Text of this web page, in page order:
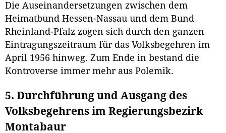
Die Auseinandersetzungen zwischen dem
Heimatbund Hessen-Nassau und dem Bund
Rheinland-Pfalz zogen sich durch den ganzen
Eintragungszeitraum für das Volksbegehren im
April 1956 hinweg. Zum Ende in bestand die
Kontroverse immer mehr aus Polemik.
5. Durchführung und Ausgang des
Volksbegehrens im Regierungsbezirk
Montabaur